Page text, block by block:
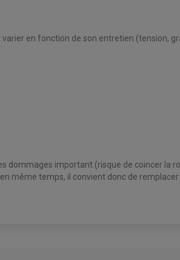
en fonction de son entretien (tension,
dommages important (risque de coincer la
même temps, il convient donc de